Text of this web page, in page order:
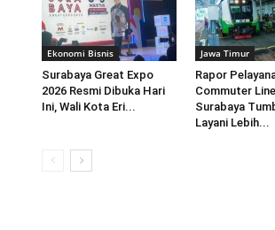
Ekonomi Bisnis
Surabaya Great Expo
2026 Resmi Dibuka Hari
Ini, Wali Kota Eri...
Jawa Timur
Rapor
Commuter
Surabaya
Layani Lebih...